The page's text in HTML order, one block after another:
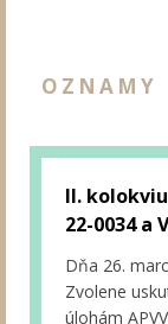
OZNAMY
II.
22-0034 a
Dňa 26.
Zvolene
úlohám